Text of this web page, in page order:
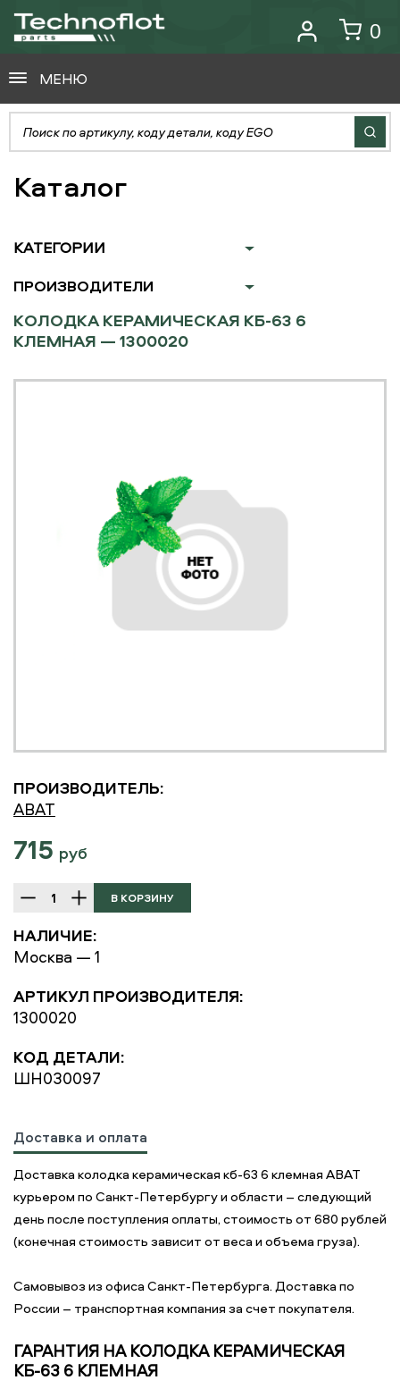
0
МЕНЮ
Каталог
КАТЕГОРИИ
ПРОИЗВОДИТЕЛИ
КОЛОДКА КЕРАМИЧЕСКАЯ КБ-63 6
КЛЕМНАЯ — 1300020
ПРОИЗВОДИТЕЛЬ:
ABAT
715 руб
НАЛИЧИЕ:
Москва — 1
АРТИКУЛ ПРОИЗВОДИТЕЛЯ:
1300020
КОД ДЕТАЛИ:
ШН030097
Доставка и оплата
Доставка колодка керамическая кб-63 6 клемная ABAT
курьером по Санкт-Петербургу и области – следующий
день после поступления оплаты, стоимость от 680 рублей
(конечная стоимость зависит от веса и объема груза).
Самовывоз из офиса Санкт-Петербурга. Доставка по
России – транспортная компания за счет покупателя.
ГАРАНТИЯ НА КОЛОДКА КЕРАМИЧЕСКАЯ
КБ-63 6 КЛЕМНАЯ